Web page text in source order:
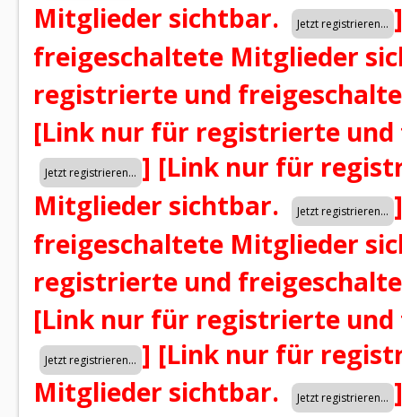
Mitglieder sichtbar.
]
freigeschaltete Mitglieder
registrierte und
[Link nur für registrierte
] [Link nur für
Mitglieder sichtbar.
]
freigeschaltete Mitglieder
registrierte und
[Link nur für registrierte
] [Link nur für
Mitglieder sichtbar.
]